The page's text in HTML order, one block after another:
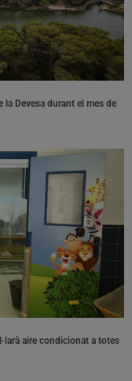
Devesa durant el mes de
aire condicionat a totes